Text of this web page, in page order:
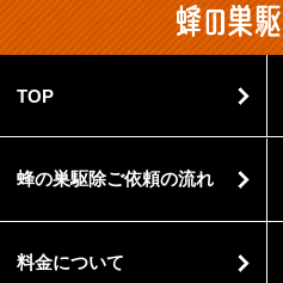
TOP
蜂の巣駆除ご依頼の流れ
料金について